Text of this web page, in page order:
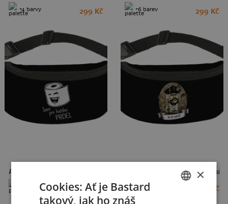
+4 barvy 299 Kč +6 barev 299 Kč
Prdel ledvinka Black
+6 barev 299 Kč
B14: S čerty nejsou žerty ledvinka
+6 barev 299 Kč
×
Cookies: Ať je Bastard
takový, jak ho znáš